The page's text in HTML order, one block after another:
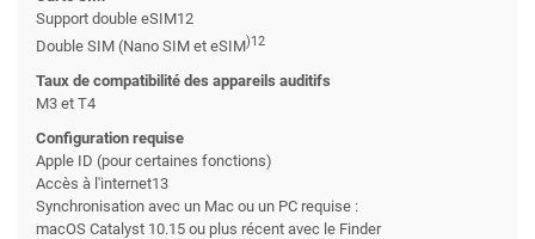
Support double eSIM12
Double SIM (Nano SIM et eSIM)12
Taux de compatibilité des appareils auditifs
M3 et T4
Configuration requise
Apple ID (pour certaines fonctions)
Accès à l'internet13
Synchronisation avec un Mac ou un PC requise :
macOS Catalyst 10.15 ou plus récent avec le Finder